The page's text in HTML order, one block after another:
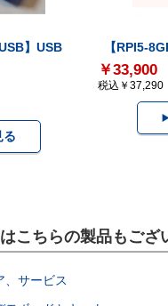
】USB
る
【RPI5-
￥33,900
税込￥37,290
こちらの製品もござ
、サービス